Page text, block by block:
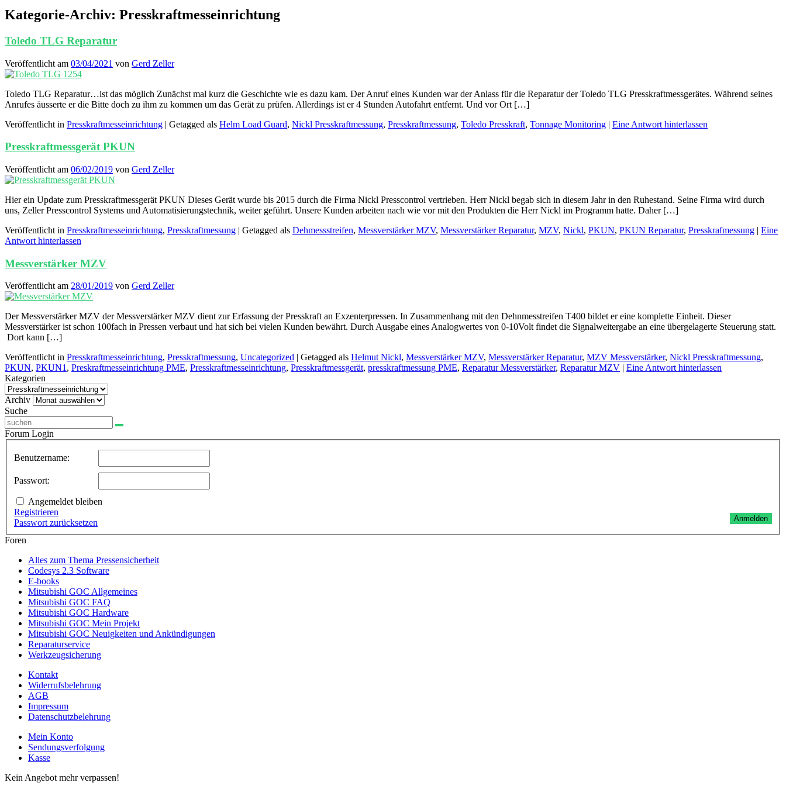
Kategorie-Archiv: Presskraftmesseinrichtung
Toledo TLG Reparatur
Veröffentlicht am 03/04/2021 von Gerd Zeller
Toledo TLG Reparatur…ist das möglich Zunächst mal kurz die Geschichte wie es dazu kam. Der Anruf eines Kunden war der Anlass für die Reparatur der Toledo TLG Presskraftmessgerätes. Während seines
Anrufes äusserte er die Bitte doch zu ihm zu kommen um das Gerät zu prüfen. Allerdings ist er 4 Stunden Autofahrt entfernt. Und vor Ort […]
Veröffentlicht in Presskraftmesseinrichtung | Getagged als Helm Load Guard, Nickl Presskraftmessung, Presskraftmessung, Toledo Presskraft, Tonnage Monitoring | Eine Antwort hinterlassen
Presskraftmessgerät PKUN
Veröffentlicht am 06/02/2019 von Gerd Zeller
Hier ein Update zum Presskraftmessgerät PKUN Dieses Gerät wurde bis 2015 durch die Firma Nickl Presscontrol vertrieben. Herr Nickl begab sich in diesem Jahr in den Ruhestand. Seine Firma wird durch
uns, Zeller Presscontrol Systems und Automatisierungstechnik, weiter geführt. Unsere Kunden arbeiten nach wie vor mit den Produkten die Herr Nickl im Programm hatte. Daher […]
Veröffentlicht in Presskraftmesseinrichtung, Presskraftmessung | Getagged als Dehmessstreifen, Messverstärker MZV, Messverstärker Reparatur, MZV, Nickl, PKUN, PKUN Reparatur, Presskrafmessung | Eine
Antwort hinterlassen
Messverstärker MZV
Veröffentlicht am 28/01/2019 von Gerd Zeller
Der Messverstärker MZV der Messverstärker MZV dient zur Erfassung der Presskraft an Exzenterpressen. In Zusammenhang mit den Dehnmesstreifen T400 bildet er eine komplette Einheit. Dieser
Messverstärker ist schon 100fach in Pressen verbaut und hat sich bei vielen Kunden bewährt. Durch Ausgabe eines Analogwertes von 0-10Volt findet die Signalweitergabe an eine übergelagerte Steuerung statt.
Dort kann […]
Veröffentlicht in Presskraftmesseinrichtung, Presskraftmessung, Uncategorized | Getagged als Helmut Nickl, Messverstärker MZV, Messverstärker Reparatur, MZV Messverstärker, Nickl Presskraftmessung,
PKUN, PKUN1, Preskraftmesseinrichtung PME, Presskraftmesseinrichtung, Presskraftmessgerät, presskraftmessung PME, Reparatur Messverstärker, Reparatur MZV | Eine Antwort hinterlassen
Kategorien
Kategorien
Archiv Archiv
Suche
Forum Login
Benutzername:
Passwort:
Angemeldet bleiben
Anmelden
Registrieren
Passwort zurücksetzen
Foren
Alles zum Thema Pressensicherheit
Codesys 2.3 Software
E-books
Mitsubishi GOC Allgemeines
Mitsubishi GOC FAQ
Mitsubishi GOC Hardware
Mitsubishi GOC Mein Projekt
Mitsubishi GOC Neuigkeiten und Ankündigungen
Reparaturservice
Werkzeugsicherung
Kontakt
Widerrufsbelehrung
AGB
Impressum
Datenschutzbelehrung
Mein Konto
Sendungsverfolgung
Kasse
Kein Angebot mehr verpassen!